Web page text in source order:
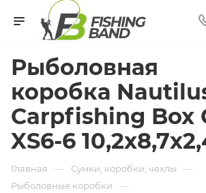
Рыболовная
коробка
Carpfishing Box
XS6-6
Главная — Сумки, коробки, чехлы —
Рыболовные коробки —